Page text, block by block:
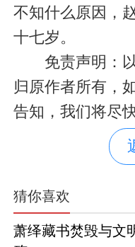
不知什么原因，
十七岁。
免责声明：以
归原作者所有，
告知，我们将尽
猜你喜欢
萧绎藏书焚毁与文